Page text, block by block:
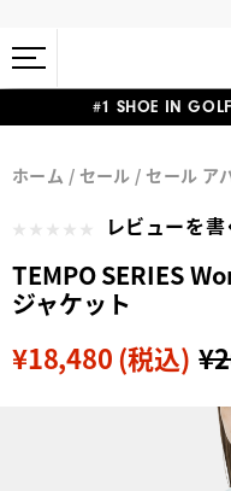
#1 SHOE IN
ホーム セール セール ア
レビューを書
TEMPO SERIES
ジャケット
¥18,480 (税込)